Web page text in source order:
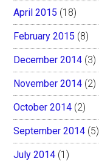
April 2015 (18)
February 2015 (8)
December 2014 (3)
November 2014 (2)
October 2014 (2)
September 2014 (5)
July 2014 (1)